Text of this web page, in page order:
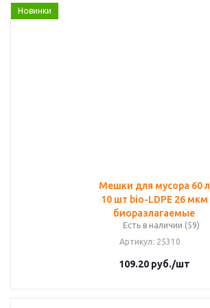
Новинки
Мешки для мусора 60 л
10 шт bio-LDPE 26 мкм
биоразлагаемые
Есть в наличии (59)
Артикул: 25310
109.20руб./шт